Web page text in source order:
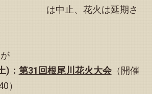
「観光情報、その他イベント等のお知
観光情報、その他イベント等のお知
ページに予約可能日（カレンダー７
花火は延期さ
)： 第31回根尾川花火大会（開催
）